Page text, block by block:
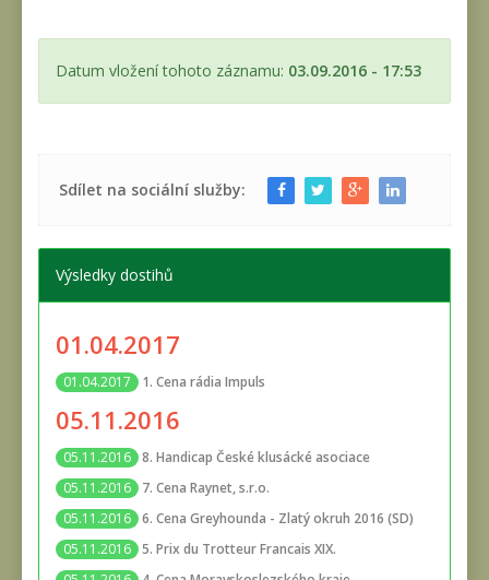
Datum vložení tohoto záznamu: 03.09.2016 - 17:53
Sdílet na sociální služby:
Výsledky dostihů
01.04.2017
01.04.2017 1. Cena rádia Impuls
05.11.2016
05.11.2016 8. Handicap České klusácké asociace
05.11.2016
7. Cena Raynet, s.r.o.
05.11.2016 6. Cena Greyhounda - Zlatý okruh 2016 (SD)
05.11.2016 5. Prix du Trotteur Francais XIX.